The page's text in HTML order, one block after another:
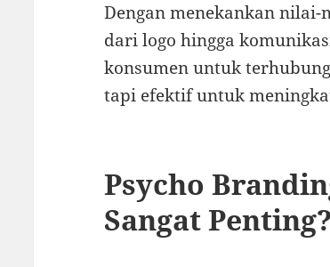
Dengan menekankan
dari logo hingga
konsumen untuk
tapi efektif untuk
Psycho
Sangat Penting?